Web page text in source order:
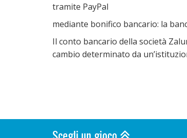
tramite PayPal
mediante bonifico bancario: la
Il conto bancario della società
cambio determinato da